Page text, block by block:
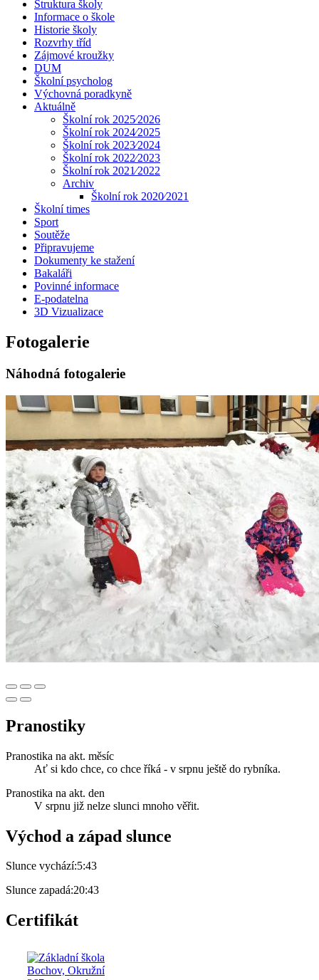
Struktura školy
Informace o škole
Historie školy
Rozvrhy tříd
Zájmové kroužky
DUM
Školní psycholog
Výchovná poradkyně
Aktuálně
Školní rok 2025⁄2026
Školní rok 2024⁄2025
Školní rok 2023⁄2024
Školní rok 2022⁄2023
Školní rok 2021⁄2022
Archiv
Školní rok 2020⁄2021
Školní times
Sport
Soutěže
Připravujeme
Dokumenty ke stažení
Bakaláři
Povinné informace
E-podatelna
3D Vizualizace
Fotogalerie
Náhodná fotogalerie
Pranostiky
Pranostika na akt. měsíc
Ať si kdo chce, co chce říká - v srpnu ještě do rybníka.
Pranostika na akt. den
V srpnu již nelze slunci mnoho věřit.
Východ a západ slunce
Slunce vychází:5:43
Slunce zapadá:20:43
Certifikát